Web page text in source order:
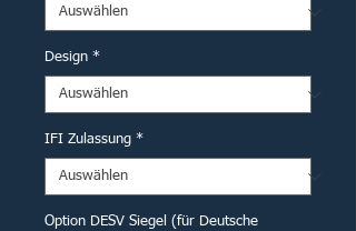
Design *
IFI Zulassung *
Option DESV Siegel (für Deutsche